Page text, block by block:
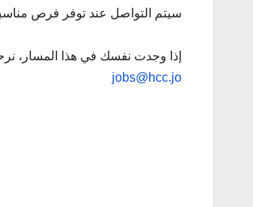
سيتم التواصل عند توفر فرص
إذا وجدت نفسك في هذا المسار،
jobs@hcc.jo